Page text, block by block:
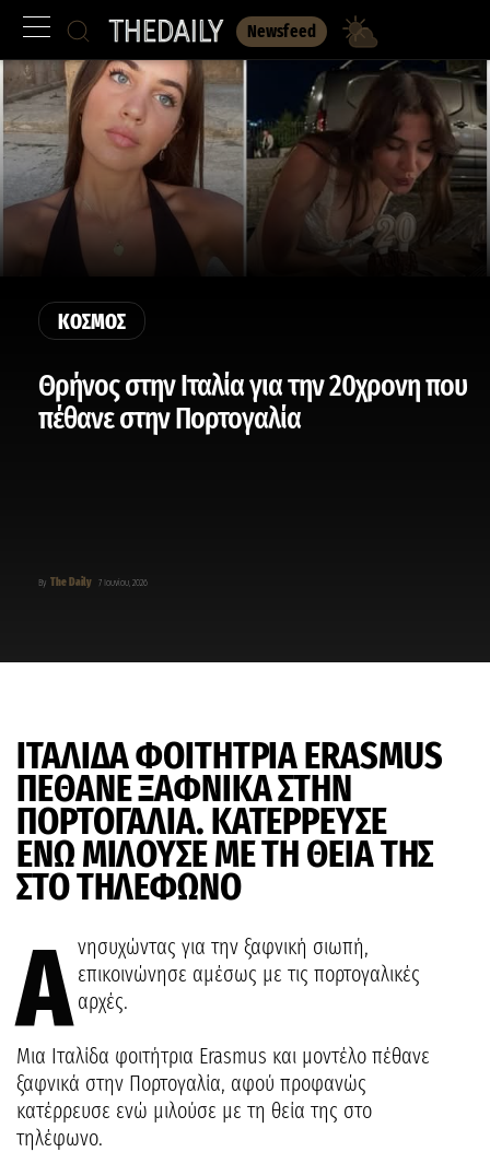
Newsfeed
ΚΟΣΜΟΣ
Θρήνος στην Ιταλία για την 20χρονη που
πέθανε στην Πορτογαλία
By The Daily 7 Ιουνίου, 2026
IΤΑΛΙΔΑ ΦΟΙΤΗΤΡΙΑ ERASMUS
ΠΕΘΑΝΕ ΞΑΦΝΙΚΑ ΣΤΗΝ
ΠΟΡΤΟΓΑΛΙΑ. ΚΑΤΕΡΡΕΥΣΕ
ΕΝΩ ΜΙΛΟΥΣΕ ΜΕ ΤΗ ΘΕΙΑ ΤΗΣ
ΣΤΟ ΤΗΛΕΦΩΝΟ
Α νησυχώντας για την ξαφνική σιωπή,
επικοινώνησε αμέσως με τις πορτογαλικές
αρχές.
Mια Ιταλίδα φοιτήτρια Erasmus και μοντέλο πέθανε
ξαφνικά στην Πορτογαλία, αφού προφανώς
κατέρρευσε ενώ μιλούσε με τη θεία της στο
τηλέφωνο.